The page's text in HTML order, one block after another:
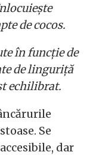
de cocos.
în funcție de
de linguriță
echilibrat.
Se
dar